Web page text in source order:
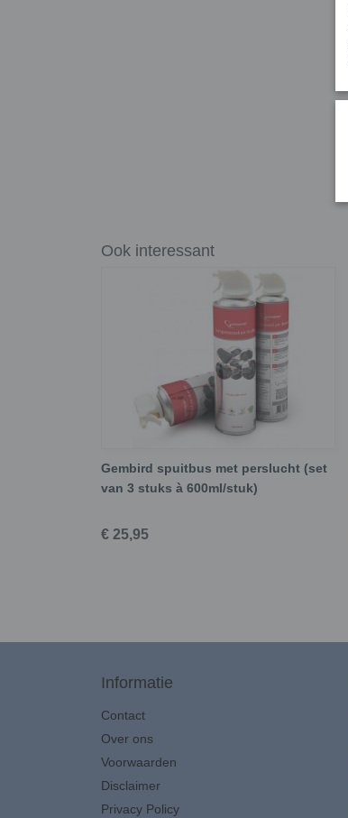
Ook interessant
Gembird spuitbus met perslucht (set
van 3 stuks à 600ml/stuk)
€ 25,95
Informatie
Contact
Over ons
Voorwaarden
Disclaimer
Privacy Policy